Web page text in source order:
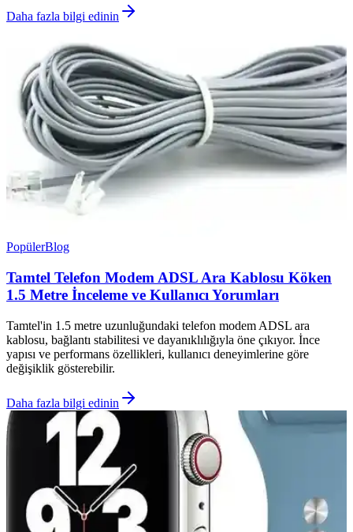
Daha fazla bilgi edinin
PopülerBlog
Tamtel Telefon Modem ADSL Ara Kablosu Köken
1.5 Metre İnceleme ve Kullanıcı Yorumları
Tamtel'in 1.5 metre uzunluğundaki telefon modem ADSL ara
kablosu, bağlantı stabilitesi ve dayanıklılığıyla öne çıkıyor. İnce
yapısı ve performans özellikleri, kullanıcı deneyimlerine göre
değişiklik gösterebilir.
Daha fazla bilgi edinin